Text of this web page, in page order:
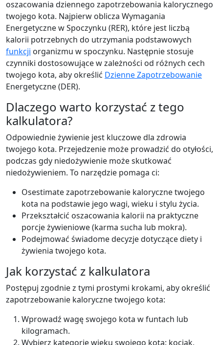
oszacowania dziennego zapotrzebowania kalorycznego
twojego kota. Najpierw oblicza Wymagania
Energetyczne w Spoczynku (RER), które jest liczbą
kalorii potrzebnych do utrzymania podstawowych
funkcji organizmu w spoczynku. Następnie stosuje
czynniki dostosowujące w zależności od różnych cech
twojego kota, aby określić Dzienne Zapotrzebowanie
Energetyczne (DER).
Dlaczego warto korzystać z tego
kalkulatora?
Odpowiednie żywienie jest kluczowe dla zdrowia
twojego kota. Przejedzenie może prowadzić do otyłości,
podczas gdy niedożywienie może skutkować
niedożywieniem. To narzędzie pomaga ci:
Osestimate zapotrzebowanie kaloryczne twojego
kota na podstawie jego wagi, wieku i stylu życia.
Przekształcić oszacowania kalorii na praktyczne
porcje żywieniowe (karma sucha lub mokra).
Podejmować świadome decyzje dotyczące diety i
żywienia twojego kota.
Jak korzystać z kalkulatora
Postępuj zgodnie z tymi prostymi krokami, aby określić
zapotrzebowanie kaloryczne twojego kota:
Wprowadź wagę swojego kota w funtach lub
kilogramach.
Wybierz kategorię wieku swojego kota: kociak,